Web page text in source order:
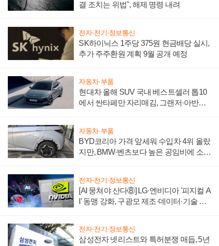
결 조치는 위법", 해제 명령 내려
전자·전기·정보통신
SK하이닉스 1주당 375원 현금배당 실시,
추가 주주환원 계획 9월 공개 예정
자동차·부품
현대차 올해 SUV 국내 베스트셀러 톱10
에서 싼타페만 자리매김, 그랜저·아반떼
자동차·부품
BYD코리아 가격 앞세워 수입차 4위 올랐
지만, BMW·벤츠보다 높은 공임비에 소비
전자·전기·정보통신
[AI 뭉쳐야 산다⑧] LG·엔비디아 '피지컬 A
I' 동맹 강화, 구광모 제조·데이터·기술 결
전자·전기·정보통신
삼성전자 넷리스트와 특허분쟁 매듭, 5년